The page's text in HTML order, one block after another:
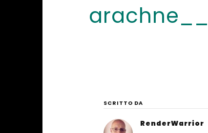
SCRITTO DA
RenderWarrior